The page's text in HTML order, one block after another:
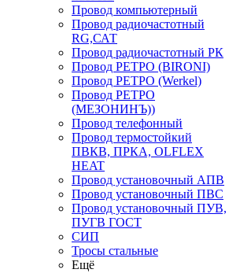
Провод компьютерный
Провод радиочастотный
RG,САТ
Провод радиочастотный РК
Провод РЕТРО (BIRONI)
Провод РЕТРО (Werkel)
Провод РЕТРО
(МЕЗОНИНЪ))
Провод телефонный
Провод термостойкий
ПВКВ, ПРКА, OLFLEX
HEAT
Провод установочный АПВ
Провод установочный ПВС
Провод установочный ПУВ,
ПУГВ ГОСТ
СИП
Тросы стальные
Ещё